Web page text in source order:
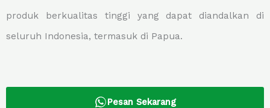
produk berkualitas tinggi yang dapat diandalkan di
seluruh Indonesia, termasuk di Papua.
Pesan Sekarang